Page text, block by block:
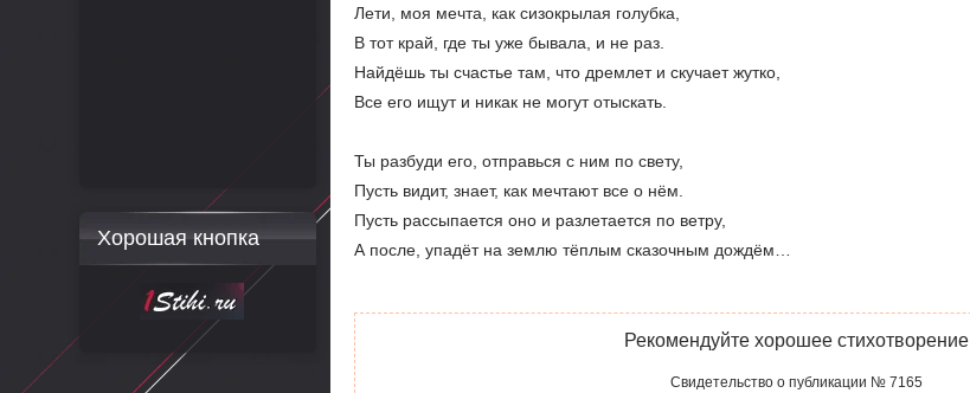
Лети, моя мечта, как сизокрылая голубка,
В тот край, где ты уже бывала, и не раз.
Найдёшь ты счастье там, что дремлет и скучает жутко,
Все его ищут и никак не могут отыскать.
Ты разбуди его, отправься с ним по свету,
Пусть видит, знает, как мечтают все о нём.
Пусть рассыпается оно и разлетается по ветру,
А после, упадёт на землю тёплым сказочным дождём…
Рекомендуйте хорошее стихотворение
Свидетельство о публикации № 7165
Хорошая кнопка